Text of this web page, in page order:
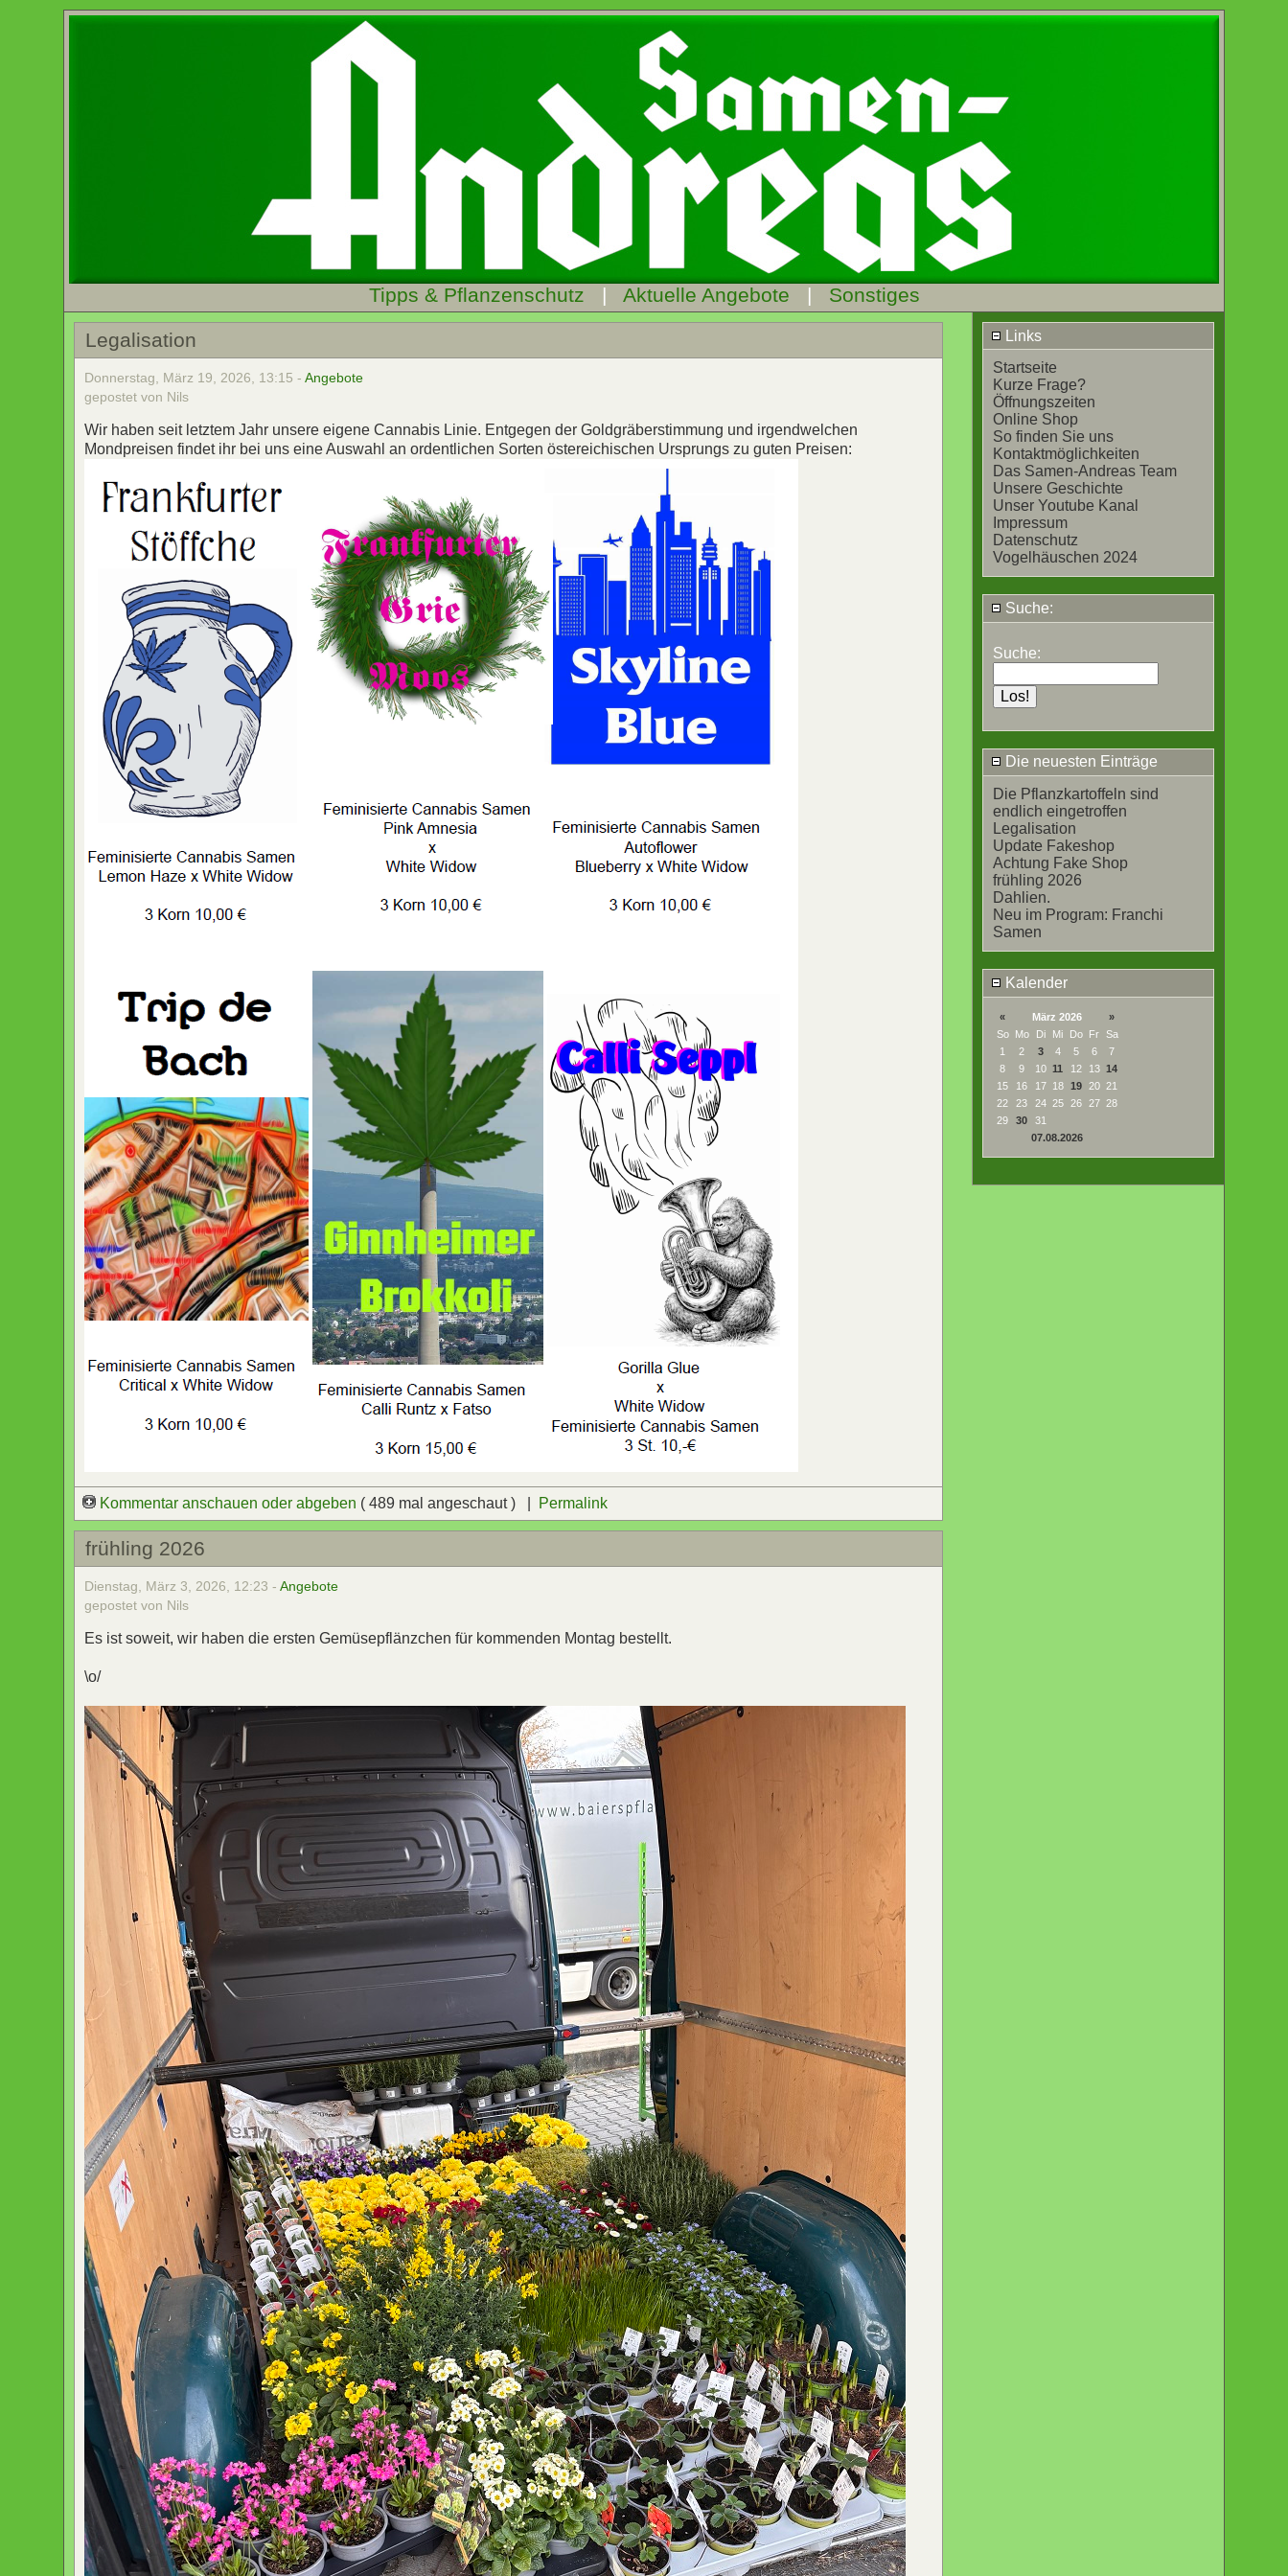
Tipps & Pflanzenschutz | Aktuelle Angebote | Sonstiges
Links
Startseite
Kurze Frage?
Öffnungszeiten
Online Shop
So finden Sie uns
Kontaktmöglichkeiten
Das Samen-Andreas Team
Unsere Geschichte
Unser Youtube Kanal
Impressum
Datenschutz
Vogelhäuschen 2024
Suche:
Suche:
Die neuesten Einträge
Die Pflanzkartoffeln sind
endlich eingetroffen
Legalisation
Update Fakeshop
Achtung Fake Shop
frühling 2026
Dahlien.
Neu im Program: Franchi
Samen
Kalender
« März 2026
»
So Mo Di Mi Do Fr Sa
1
2 3 4 5 6
7
8
9 10 11 12 13 14
15
16 17 18 19 20 21
22
23 24 25 26 27 28
29
30
31
07.08.2026
Legalisation
Donnerstag, März 19, 2026, 13:15 -Angebote
gepostet von Nils
Wir haben seit letztem Jahr unsere eigene Cannabis Linie. Entgegen der Goldgräberstimmung und irgendwelchen
Mondpreisen findet ihr bei uns eine Auswahl an ordentlichen Sorten östereichischen Ursprungs zu guten Preisen:
Kommentar anschauen oder abgeben ( 489 mal angeschaut ) | Permalink
frühling 2026
Dienstag, März 3, 2026, 12:23 -Angebote
gepostet von Nils
Es ist soweit, wir haben die ersten Gemüsepflänzchen für kommenden Montag bestellt.
\o/